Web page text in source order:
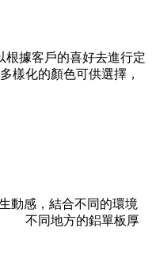
據客戶的喜好去進行定
樣化的顏色可供選擇，
動感，結合不同的環境
不同地方的鋁單板厚